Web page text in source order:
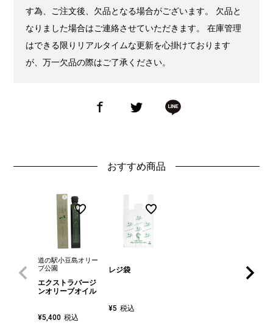
す為、ご注文後、欠品となる場合がございます。 欠品と
なりました場合はご連絡させていただきます。 在庫管理
はできる限りリアルタイムな更新を心掛けております
が、万一欠品の際はご了承ください。
おすすめ商品
道の駅小豆島オリー
ブ公園
エクストラバージ
ンオリーブオイル
¥5,400 税込
レジ袋
¥5 税込